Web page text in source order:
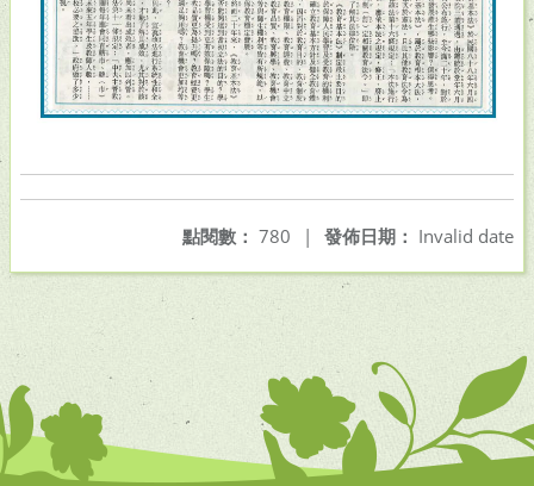
發佈日期： Invalid date
點閱數： 780 |